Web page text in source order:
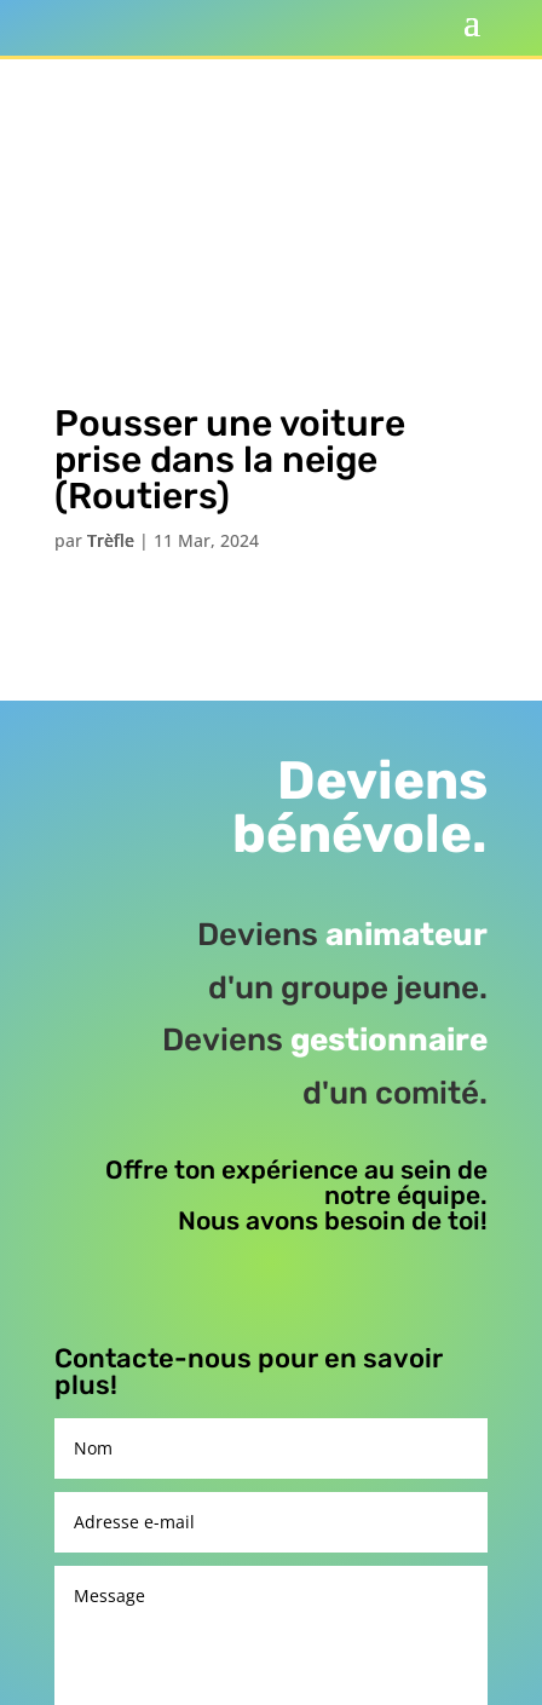
Pousser une voiture
prise dans la neige
(Routiers)
par Trèfle| 11 Mar, 2024
Deviens
bénévole.
Deviensanimateur
d'un groupe jeune.
Deviens gestionnaire
d'un comité.
Offre ton expérience au sein de
notre équipe.
Nous avons besoin de toi!
Contacte-nous pour en savoir
plus!